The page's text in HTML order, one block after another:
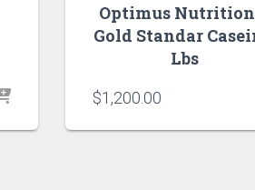
Optimus
Gold Standar
Lbs
$1,200.00